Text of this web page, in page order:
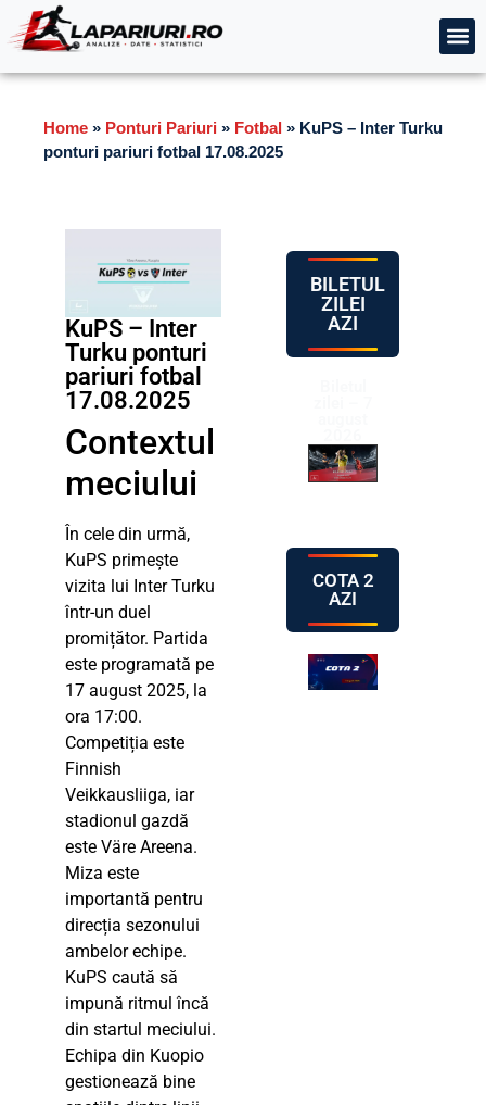
Home » Ponturi Pariuri » Fotbal » KuPS – Inter Turku
ponturi pariuri fotbal 17.08.2025
KuPS – Inter
Turku ponturi
pariuri fotbal
17.08.2025
Contextul
meciului
În cele din urmă,
KuPS primește
vizita lui Inter Turku
într-un duel
promițător. Partida
este programată pe
17 august 2025, la
ora 17:00.
Competiția este
Finnish
Veikkausliiga, iar
stadionul gazdă
este Väre Areena.
Miza este
importantă pentru
direcția sezonului
ambelor echipe.
KuPS caută să
impună ritmul încă
din startul meciului.
Echipa din Kuopio
gestionează bine
BILETUL
ZILEI
AZI
COTA 2
AZI